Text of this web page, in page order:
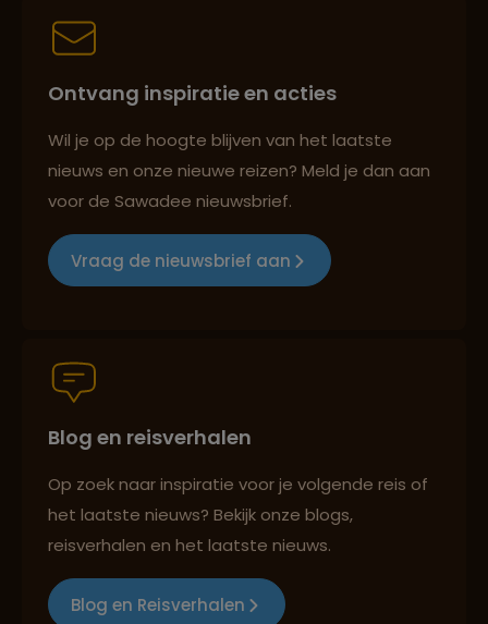
Persoonlijk en deskundig reisadvies
Reizen met oog voor mens, cultuur en milieu
Persoonlijk en deskundig reisadvies
Best beoordeelde reisroutes
Ontvang inspiratie en acties
Wil je op de hoogte blijven van het laatste
nieuws en onze nieuwe reizen? Meld je dan aan
voor de Sawadee nieuwsbrief.
Vraag de nieuwsbrief aan
Blog en reisverhalen
Op zoek naar inspiratie voor je volgende reis of
het laatste nieuws? Bekijk onze blogs,
reisverhalen en het laatste nieuws.
Blog en Reisverhalen